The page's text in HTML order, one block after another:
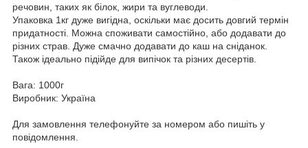
речовин, таких як білок, жири та вуглеводи.
Упаковка 1кг дуже вигідна, оскільки має досить довгий термін
придатності. Можна споживати самостійно, або додавати до
різних страв. Дуже смачно додавати до каш на сніданок.
Також ідеально підійде для випічок та різних десертів.
Вага: 1000г
Виробник: Україна
Для замовлення телефонуйте за номером або пишіть у
повідомлення.